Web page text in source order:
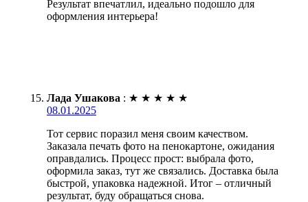
Результат впечатлил, идеально подошло для
оформления интерьера!
Лада Ушакова : ★ ★ ★ ★ ★
08.01.2025
Тот сервис поразил меня своим качеством.
Заказала печать фото на пенокартоне, ожидания
оправдались. Процесс прост: выбрала фото,
оформила заказ, тут же связались. Доставка была
быстрой, упаковка надежной. Итог – отличный
результат, буду обращаться снова.